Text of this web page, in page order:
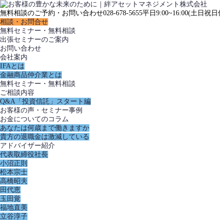
無料相談のご予約・お問い合わせ028-678-5655平日9:00~16:00(土日祝日
相談・お問合せ
無料セミナー・無料相談
出張セミナーのご案内
お問い合わせ
会社案内
IFAとは
金融商品仲介業とは
無料セミナー・無料相談
ご相談内容
Q&A「投資信託」スタート編
お客様の声・セミナー事例
お金についてのコラム
あなたは何歳まで働きますか
貴方の退職金は激減している
アドバイザー紹介
代表取締役社長
小沼正則
松本宗士
高橋昭夫
田代恵
玉田覚
福地直美
立谷淳子